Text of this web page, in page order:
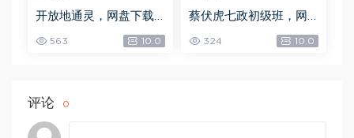
开放地通灵，网盘下载
563 10.0
蔡伏虎七政初级班，网
324 10.0
评论 0